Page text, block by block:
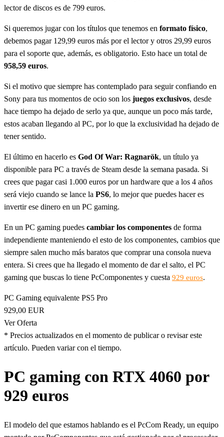
lector de discos es de 799 euros.
Si queremos jugar con los títulos que tenemos en formato físico,
debemos pagar 129,99 euros más por el lector y otros 29,99 euros
para el soporte que, además, es obligatorio. Esto hace un total de
958,59 euros.
Si el motivo que siempre has contemplado para seguir confiando en
Sony para tus momentos de ocio son los juegos exclusivos, desde
hace tiempo ha dejado de serlo ya que, aunque un poco más tarde,
estos acaban llegando al PC, por lo que la exclusividad ha dejado de
tener sentido.
El último en hacerlo es God Of War: Ragnarök, un título ya
disponible para PC a través de Steam desde la semana pasada. Si
crees que pagar casi 1.000 euros por un hardware que a los 4 años
será viejo cuando se lance la PS6, lo mejor que puedes hacer es
invertir ese dinero en un PC gaming.
En un PC gaming puedes cambiar los componentes de forma
independiente manteniendo el esto de los componentes, cambios que
siempre salen mucho más baratos que comprar una consola nueva
entera. Si crees que ha llegado el momento de dar el salto, el PC
gaming que buscas lo tiene PcComponentes y cuesta 929 euros.
PC Gaming equivalente PS5 Pro
929,00 EUR
Ver Oferta
* Precios actualizados en el momento de publicar o revisar este
artículo. Pueden variar con el tiempo.
PC gaming con RTX 4060 por
929 euros
El modelo del que estamos hablando es el PcCom Ready, un equipo